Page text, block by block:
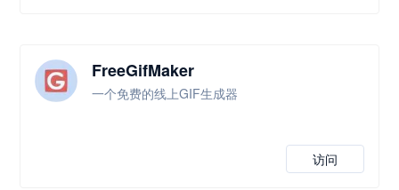
FreeGifMaker
一个免费的线上GIF生成器
访问